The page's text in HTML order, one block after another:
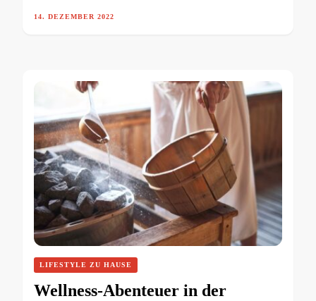
14. DEZEMBER 2022
LIFESTYLE ZU HAUSE
Wellness-Abenteuer in der